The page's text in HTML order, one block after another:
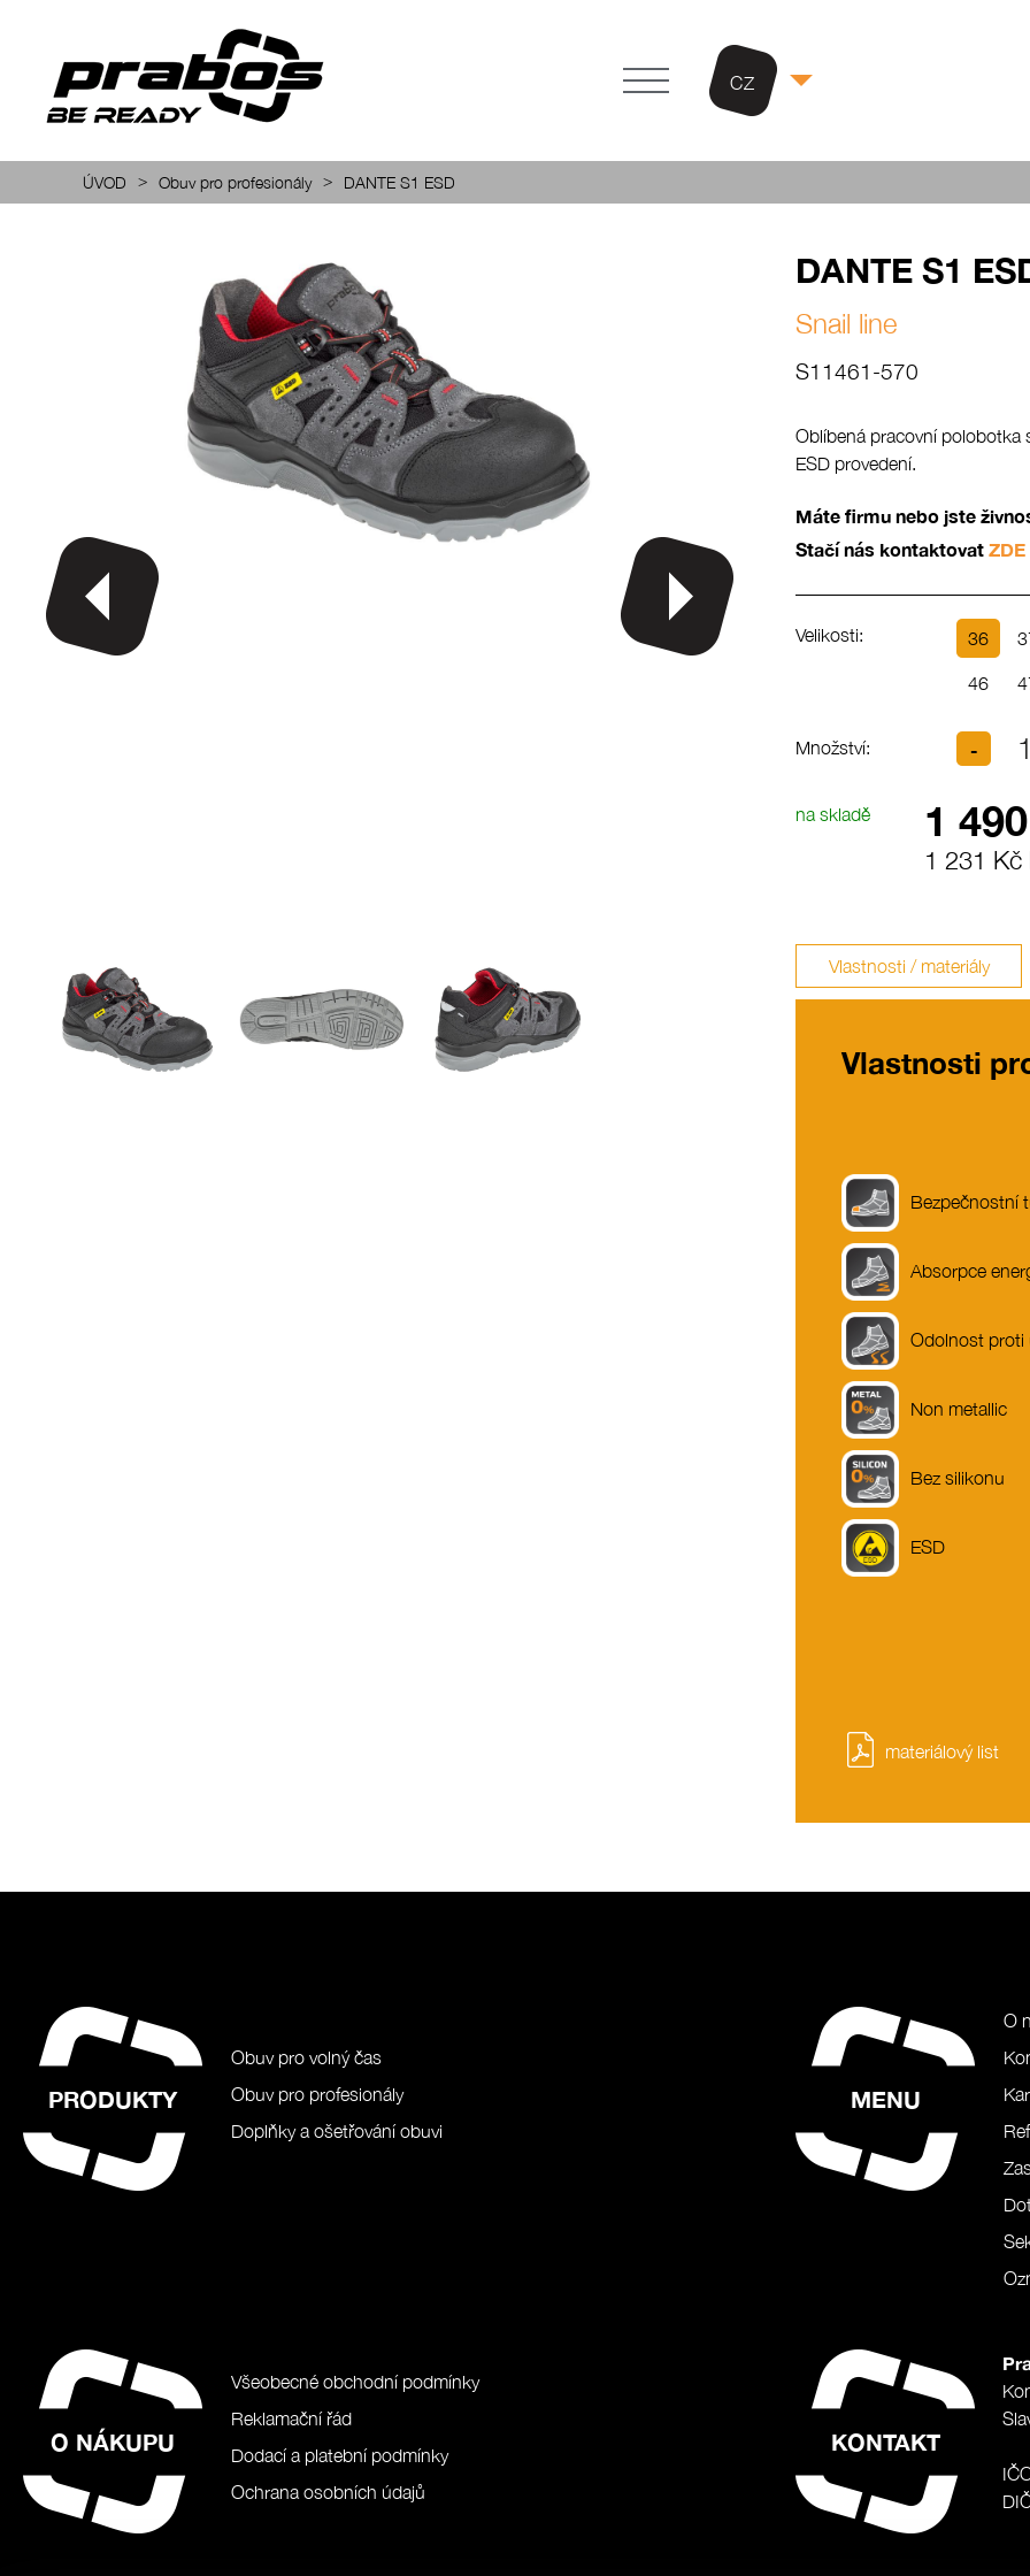
CZ
ÚVOD > Obuv pro profesionály > DANTE S1 ESD
DANTE S1
Snail line
S11461-570
Oblíbená pracovní polobotka
ESD provedení.
Máte firmu nebo jste
Stačí nás kontaktovat ZDE
Velikosti: 36
46
Množství:
na skladě 1 490
1 231 Kč
Vlastnosti / materiály
Vlastnosti
Bezpečnostní
Absorpce
Odolnost proti
Non metallic
Bez silikonu
ESD
materiálový list
PRODUKTY
Obuv pro volný čas
Obuv pro profesionály
Doplňky a ošetřování obuvi
MENU
O
O NÁKUPU
Všeobecné obchodní podmínky
Reklamační řád
Dodací a platební podmínky
Ochrana osobních údajů
KONTAKT